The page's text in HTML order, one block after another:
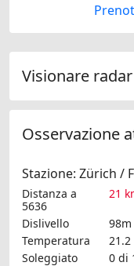
Visionare
Osservazione
Stazione: Zürich /
Distanza a
5636
21
Dislivello
98m
Temperatura
21.2
Soleggiato
0 di